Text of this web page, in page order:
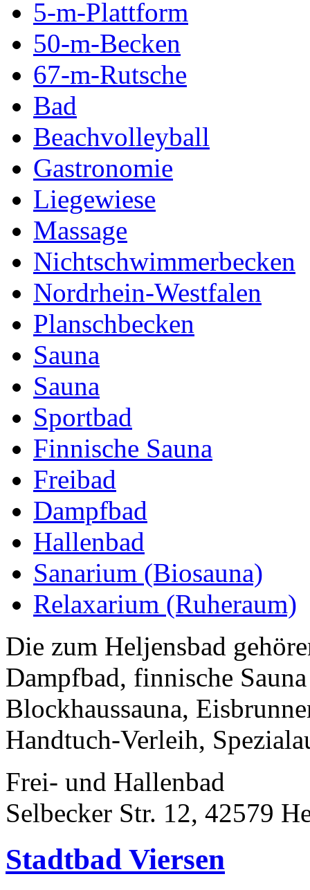
5-m-Plattform
50-m-Becken
67-m-Rutsche
Bad
Beachvolleyball
Gastronomie
Liegewiese
Massage
Nichtschwimmerbecken
Nordrhein-Westfalen
Planschbecken
Sauna
Sauna
Sportbad
Finnische Sauna
Freibad
Dampfbad
Hallenbad
Sanarium (Biosauna)
Relaxarium (Ruheraum)
Die zum Heljensbad
Dampfbad, finnische
Blockhaussauna,
Handtuch-Verleih,
Frei- und Hallenbad
Selbecker Str. 12, 42579
Stadtbad Viersen